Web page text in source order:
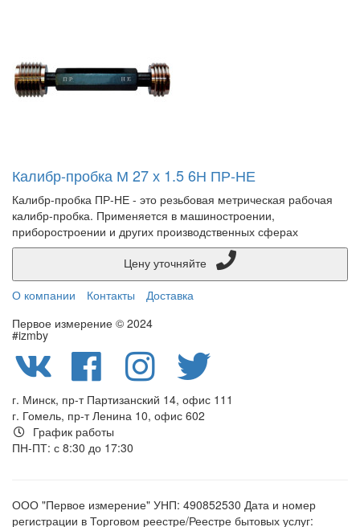
Калибр-пробка М 27 х 1.5 6Н ПР-НЕ
Калибр-пробка ПР-НЕ - это резьбовая метрическая рабочая
калибр-пробка. Применяется в машиностроении,
приборостроении и других производственных сферах
О компании
Контакты
Доставка
Первое измерение © 2024
#izmby
г. Минск, пр-т Партизанский 14, офис 111
г. Гомель, пр-т Ленина 10, офис 602
График работы
ПН-ПТ: с 8:30 до 17:30
ООО "Первое измерение" УНП: 490852530 Дата и номер
регистрации в Торговом реестре/Реестре бытовых услуг: